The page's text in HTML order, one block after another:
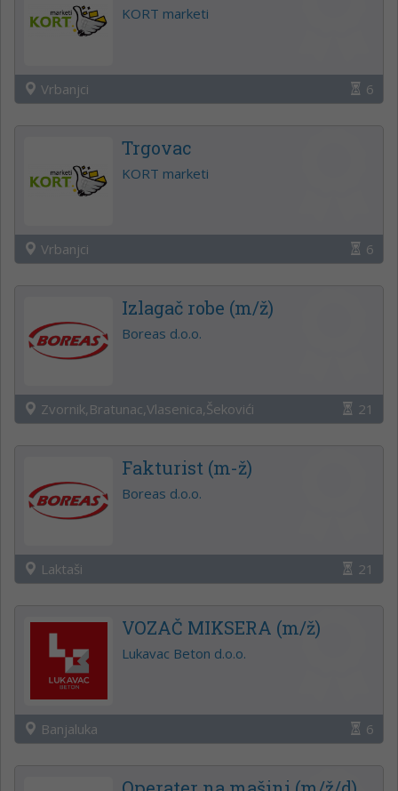
KORT marketi
Vrbanjci 6
Trgovac
KORT marketi
Vrbanjci 6
Izlagač robe (m/ž)
Boreas d.o.o.
Zvornik,Bratunac,Vlasenica,Šekovići 21
Fakturist (m-ž)
Boreas d.o.o.
Laktaši 21
VOZAČ MIKSERA (m/ž)
Lukavac Beton d.o.o.
Banjaluka 6